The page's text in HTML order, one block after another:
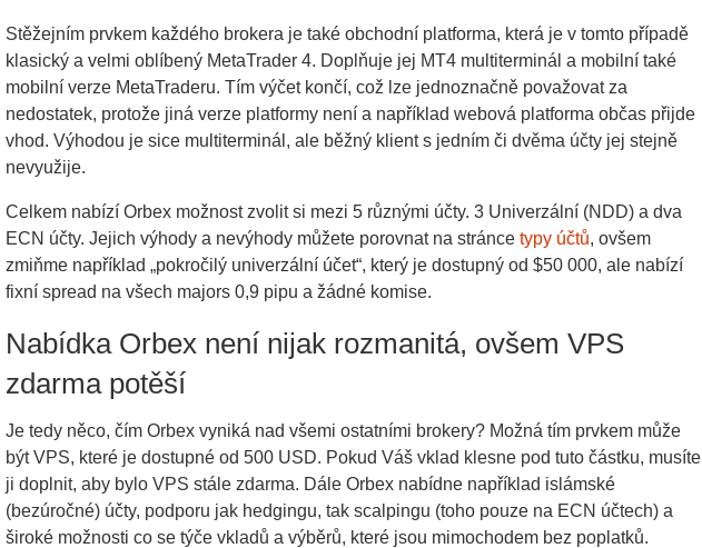
Stěžejním prvkem každého brokera je také obchodní platforma, která je v tomto případě
klasický a velmi oblíbený MetaTrader 4. Doplňuje jej MT4 multiterminál a mobilní také
mobilní verze MetaTraderu. Tím výčet končí, což lze jednoznačně považovat za
nedostatek, protože jiná verze platformy není a například webová platforma občas přijde
vhod. Výhodou je sice multiterminál, ale běžný klient s jedním či dvěma účty jej stejně
nevyužije.
Celkem nabízí Orbex možnost zvolit si mezi 5 různými účty. 3 Univerzální (NDD) a dva
ECN účty. Jejich výhody a nevýhody můžete porovnat na stránce typy účtů, ovšem
zmiňme například „pokročilý univerzální účet“, který je dostupný od $50 000, ale nabízí
fixní spread na všech majors 0,9 pipu a žádné komise.
Nabídka Orbex není nijak rozmanitá, ovšem VPS
zdarma potěší
Je tedy něco, čím Orbex vyniká nad všemi ostatními brokery? Možná tím prvkem může
být VPS, které je dostupné od 500 USD. Pokud Váš vklad klesne pod tuto částku, musíte
ji doplnit, aby bylo VPS stále zdarma. Dále Orbex nabídne například islámské
(bezúročné) účty, podporu jak hedgingu, tak scalpingu (toho pouze na ECN účtech) a
široké možnosti co se týče vkladů a výběrů, které jsou mimochodem bez poplatků.